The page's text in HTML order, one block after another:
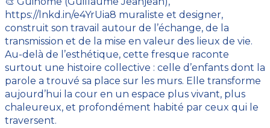
https://lnkd.in/e4YrUia8 muraliste et designer,
construit son travail autour de l’échange, de la
transmission et de la mise en valeur des lieux de vie.
Au-delà de l’esthétique, cette fresque raconte
surtout une histoire collective : celle d’enfants dont la
parole a trouvé sa place sur les murs. Elle transforme
aujourd’hui la cour en un espace plus vivant, plus
chaleureux, et profondément habité par ceux qui le
traversent.